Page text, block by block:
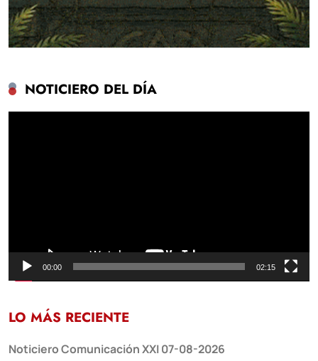
NOTICIERO DEL DÍA
00:00 02:15
LO MÁS RECIENTE
Noticiero Comunicación XXI 07-08-2026